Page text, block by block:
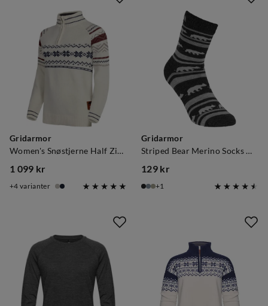
Gridarmor
Women's Snøstjerne Half Zip Ullgenser Bright White
price
1 099 kr
4 varianter
Gridarmor
Striped Bear Merino Socks Dark Grey Melange
price
129 kr
1